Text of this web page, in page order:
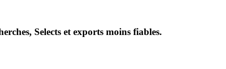
Selects et exports moins fiables.